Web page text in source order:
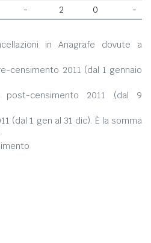
- 2 0 -
in Anagrafe dovute a
censimento 2011 (dal 1 gennaio
post-censimento 2011 (dal 9
(dal 1 gen al 31 dic). È la somma